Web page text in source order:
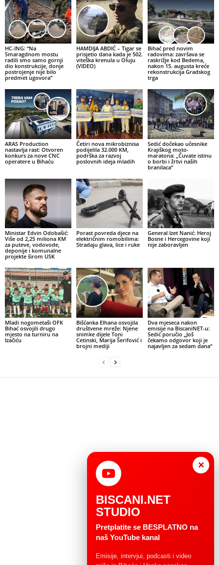
HC-ING: “Na
Smaragdnom mostu
radili smo samo gornji
dio konstrukcije, donje
postrojenje nije bilo
predmet ugovora”
HAMDIJA ABDIĆ – Tigar se
prisjetio dana kada je 502.
viteška krenula u Oluju
(VIDEO)
Bihać pred novim
radovima: završava se
raskrižje kod Bedema,
nakon 15. augusta kreće
rekonstrukcija Gradskog
trga
ARAS Production
nastavlja rast: Otvoren
konkurs za nove CNC
operatere u Bihaću
Četiri nova mikrobiznisa
podijelila 32.000 KM,
podrška za razvoj
poslovnih ideja mladih
Sedić dočekao učesnike
Krajiškog moto-
maratona: „Čuvate istinu
o borbi i žrtvi naših
branilaca“
Ministar Edvin Odobašić:
Više od 2,25 miliona KM
za puteve, vodovode,
deponije i komunalne
projekte širom USK
Porast povreda djece na
električnim romobilima:
Stradaju glava, lice i ruke
General Izet Nanić: Heroj
Bosne i Hercegovine koji
nije zaboravljen
Mladi nogometaši OFK
Bihać osvojili drugo
mjesto na turniru na
Izačiću
Bišćanka Elhana osvojila
društvene mreže: Njene
snimke dijele Toni
Cetinski, Marija Šerifović i
brojni mediji
Dva mjeseca nakon
emisije na BiscaniNET-u:
Sedić poručio „Još
čekamo odgovor koji je
najavljen za sedam dana“
×
BISCANI.NET
STUDIO
Pretplatite se BESPLATNO na
naš YouTube kanal
Emisije, intervjui, podcasti i video